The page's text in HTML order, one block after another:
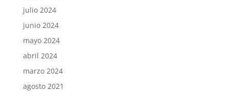
julio 2024
junio 2024
mayo 2024
abril 2024
marzo 2024
agosto 2021